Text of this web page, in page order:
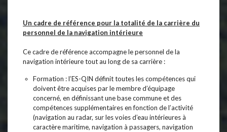
Un cadre de référence pour la totalité de la carrière du
personnel de la navigation intérieure
Ce cadre de référence accompagne le personnel de la
navigation intérieure tout au long de sa carrière :
Formation : l’ES-QIN définit toutes les compétences qui
doivent être acquises par le membre d’équipage
concerné, en définissant une base commune et des
compétences supplémentaires en fonction de l’activité
(navigation au radar, sur les voies d’eau intérieures à
caractère maritime, navigation à passagers, navigation